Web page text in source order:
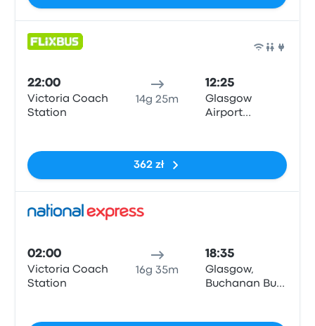
22:00
Victoria Coach
Station
14g 25m
12:25
Glasgow
Airport
362 zł
02:00
Victoria Coach
Station
16g 35m
18:35
Glasgow,
Buchanan Bus